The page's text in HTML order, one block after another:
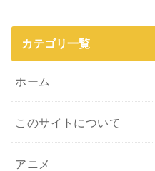
カテゴリ一覧
ホーム
このサイトについて
アニメ